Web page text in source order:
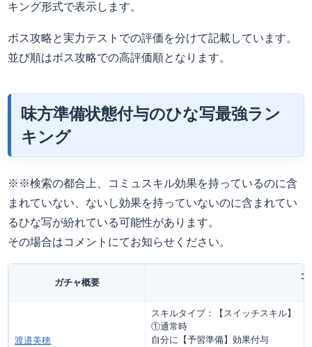
キング形式で表示します。
ボス攻略と実力テストでの評価を分けて記載しています。
並び順はボス攻略での高評価順となります。
味方準備状態付与のひな写最強ラン
キング
※※検索の都合上、コミュスキル効果を持っているのに含
まれていない、ないし効果を持っていないのに含まれてい
るひな写が紛れている可能性があります。
その場合はコメントにてお知らせください。
ガチャ概要
渡邉美穂
スキルタイプ：【スイッチスキル】
①通常時
自分に【予習準備】効果付与